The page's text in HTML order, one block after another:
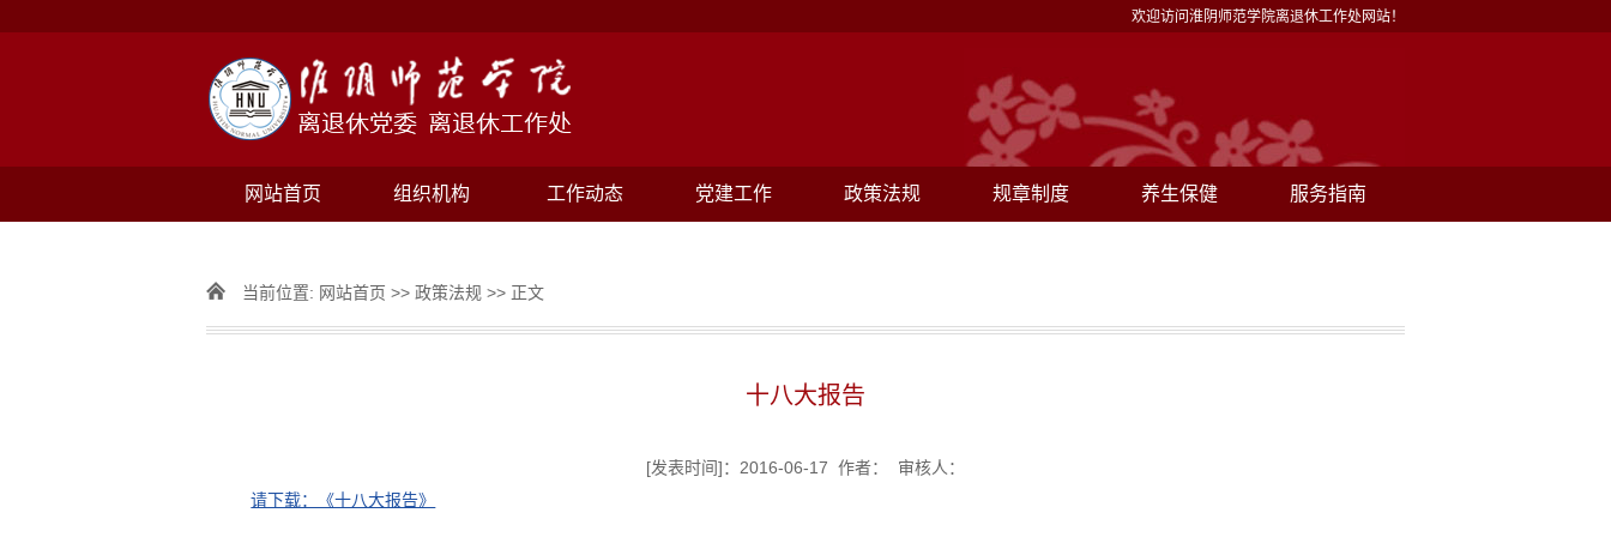
欢迎访问淮阴师范学院离退休工作处网站！
网站首页 组织机构 工作动态 党建工作 政策法规 规章制度 养生保健 服务指南
当前位置: 网站首页 >> 政策法规 >> 正文
十八大报告
[发表时间]：2016-06-17 作者： 审核人：
请下载：《十八大报告》